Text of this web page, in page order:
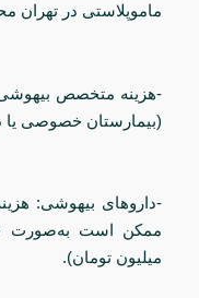
ماموپلاستی در تهران
-هزینه متخصص
(بیمارستان خصوصی یا دولتی)، بین 5
-داروهای بیهوشی:
میلیون تومان).